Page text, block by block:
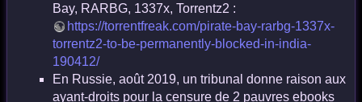
Bay, RARBG, 1337x, Torrentz2 :
https://torrentfreak.com/pirate-bay-rarbg-1337x-
torrentz2-to-be-permanently-blocked-in-india-
190412/
En Russie, août 2019, un tribunal donne raison aux
ayant-droits pour la censure de 2 pauvres ebooks